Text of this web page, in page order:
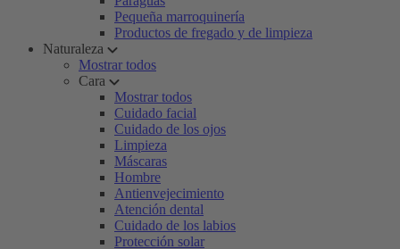
Pequeña marroquinería
Productos de fregado y de limpieza
Naturaleza
Mostrar todos
Cara
Mostrar todos
Cuidado facial
Cuidado de los ojos
Limpieza
Máscaras
Hombre
Antienvejecimiento
Atención dental
Cuidado de los labios
Protección solar